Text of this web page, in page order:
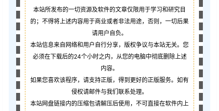
本站所发布的一切资源及软件的文章仅限用于学习和研究目
的；不得将上述内容用于商业或者非法用途，否则，一切后果
请用户自负。
本站信息来自网络和用户自行分享，版权争议与本站无关。您
必须在下载后的24个小时之内，从您的电脑中彻底删除上述
内容。
如果您喜欢该程序，请支持正版，得到更好的正版服务。如有
侵权请邮件与我们联系处理。
本站网盘链接内的压缩包请解压后使用，不可直接在软件内上